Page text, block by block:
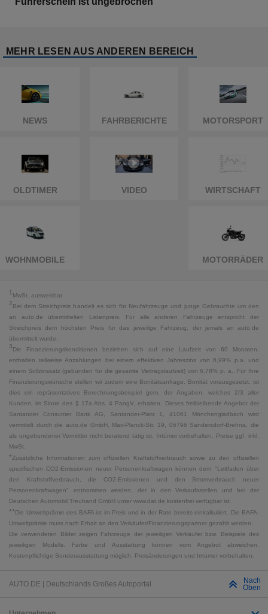
MEHR LESEN AUS ANDEREN BEREICH
NEWS FAHRBERICHTE MOTORSPORT
OLDTIMER VIDEO WIRTSCHAFT
WOHNMOBILE MOTORRÄDER
1MwSt. ausweisbar
2Bei dem Streichpreis handelt es sich für Neufahrzeuge und junge Gebrauchte um den
an auto.de übermittelten Listenpreis. Für alle anderen Fahrzeuge entspricht der
Streichpreis dem höchsten Preis für das jeweilige Fahrzeug, der jemals an auto.de
übermittelt wurde.
3Die Finanzierungskonditionen beziehen sich auf eine Laufzeit von 60 Monaten,
enthalten teilweise Anzahlungen bei einem effektiven Jahreszins von 6,99% p.a. und
einem Sollzinssatz (gebunden für die gesamte Vertragslaufzeit) von 6,78% p. a.. Für Ihre
Finanzierungswünsche stellen wir zudem eine Bonitätsanfrage. Bonität vorausgesetzt, ist
dies ein repräsentatives Berechnungsbeispiel gem. der Angaben, welches 2/3 aller
Kunden, im Sinne des § 17a Abs. 4 PangV, erhalten. Dieses freibleibende Angebot der
Santander Consumer Bank AG, Santander-Platz 1, 41061 Mönchengladbach wird
vermittelt durch die auto.de GmbH, Max-Planck-Str. 19, 06796 Sandersdorf-Brehna, die
als ungebundener Vermittler nicht beratend tätig ist. Irrtümer vorbehalten. Preise ggf. inkl.
MwSt.
*Zusätzliche Informationen zum offiziellen Kraftstoffverbrauch sowie zu den offiziellen
spezifischen CO2-Emissionen neuer Personenkraftwagen können dem "Leitfaden über
den Kraftstoffverbrauch, die CO2-Emissionen und den Stromverbrauch neuer
Personenkraftwagen" entnommen werden, der in den Verkaufsstellen und bei der
Deutschen Automobil Treuhand GmbH unter www.dat.de kostenfrei verfügbar ist.
**Die Umweltprämie des BAFA ist im Preis und in der Rate bereits einkalkuliert. Die BAFA-
Umweltprämie muss nach Erhalt an den Verkäufer/Finanzierungspartner gezahlt werden.
Die verwendeten Bilder zeigen Fahrzeuge der jeweiligen Verkäufer bzw. Beispiele des
jeweiligen Modells. Farbe und Ausstattung können vom Angebot abweichen.
Kostenpflichtige Sonderausstattung möglich. Preisänderungen und Irrtümer vorbehalten.
AUTO.DE | Deutschlands Großes Autoportal
Nach
Oben